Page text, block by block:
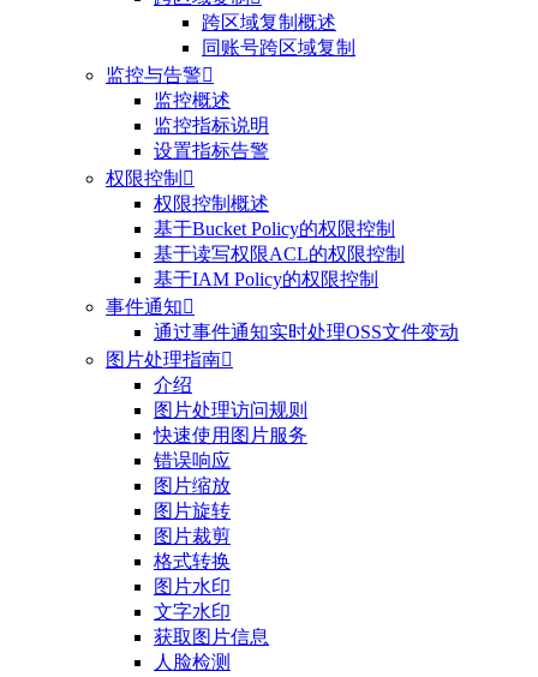
跨区域复制概述
同账号跨区域复制
监控与告警
监控概述
监控指标说明
设置指标告警
权限控制 
权限控制概述
基于Bucket Policy的权限控制
基于读写权限ACL的权限控制
基于IAM Policy的权限控制
事件通知
通过事件通知实时处理OSS文件变动
图片处理指南
介绍
图片处理访问规则
快速使用图片服务
错误响应
图片缩放
图片旋转
图片裁剪
格式转换
图片水印
文字水印
获取图片信息
人脸检测